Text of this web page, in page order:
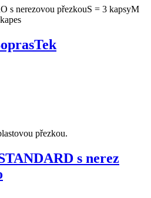
s nerezovou přezkouS = 3 kapsyM
přezkou.
s nerez